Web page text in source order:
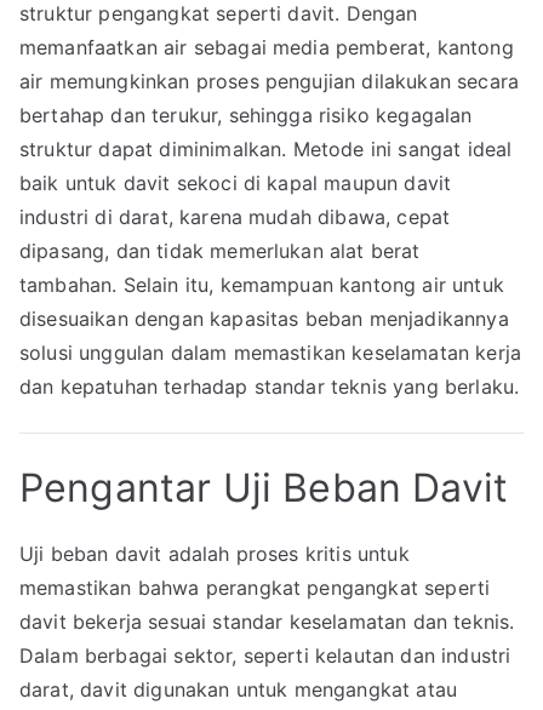
struktur pengangkat seperti davit. Dengan
memanfaatkan air sebagai media pemberat, kantong
air memungkinkan proses pengujian dilakukan secara
bertahap dan terukur, sehingga risiko kegagalan
struktur dapat diminimalkan. Metode ini sangat ideal
baik untuk davit sekoci di kapal maupun davit
industri di darat, karena mudah dibawa, cepat
dipasang, dan tidak memerlukan alat berat
tambahan. Selain itu, kemampuan kantong air untuk
disesuaikan dengan kapasitas beban menjadikannya
solusi unggulan dalam memastikan keselamatan kerja
dan kepatuhan terhadap standar teknis yang berlaku.
Pengantar Uji Beban Davit
Uji beban davit adalah proses kritis untuk
memastikan bahwa perangkat pengangkat seperti
davit bekerja sesuai standar keselamatan dan teknis.
Dalam berbagai sektor, seperti kelautan dan industri
darat, davit digunakan untuk mengangkat atau